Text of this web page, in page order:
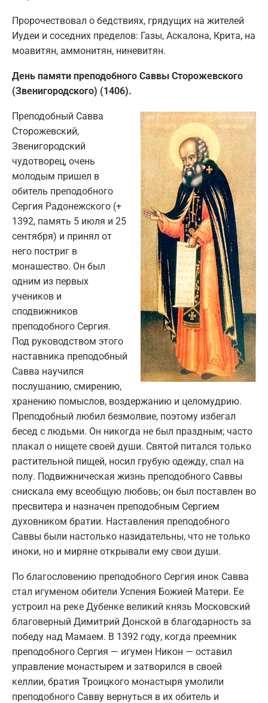
Пророчествовал о бедствиях, грядущих на жителей
Иудеи и соседних пределов: Газы, Аскалона, Крита, на
моавитян, аммонитян, ниневитян.
День памяти преподобного Саввы Сторожевского
(Звенигородского) (1406).
Преподобный Савва
Сторожевский,
Звенигородский
чудотворец, очень
молодым пришел в
обитель преподобного
Сергия Радонежского (+
1392, память 5 июля и 25
сентября) и принял от
него постриг в
монашество. Он был
одним из первых
учеников и
сподвижников
преподобного Сергия.
Под руководством этого
наставника преподобный
Савва научился
послушанию, смирению,
хранению помыслов, воздержанию и целомудрию.
Преподобный любил безмолвие, поэтому избегал
бесед с людьми. Он никогда не был праздным; часто
плакал о нищете своей души. Святой питался только
растительной пищей, носил грубую одежду, спал на
полу. Подвижническая жизнь преподобного Саввы
снискала ему всеобщую любовь; он был поставлен во
пресвитера и назначен преподобным Сергием
духовником братии. Наставления преподобного
Саввы были настолько назидательны, что не только
иноки, но и миряне открывали ему свои души.
По благословению преподобного Сергия инок Савва
стал игуменом обители Успения Божией Матери. Ее
устроил на реке Дубенке великий князь Московский
благоверный Димитрий Донской в благодарность за
победу над Мамаем. В 1392 году, когда преемник
преподобного Сергия — игумен Никон — оставил
управление монастырем и затворился в своей
келлии, братия Троицкого монастыря умолили
преподобного Савву вернуться в их обитель и